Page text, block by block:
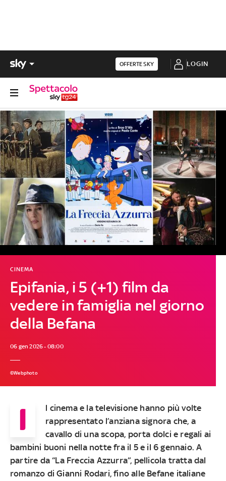
OFFERTE SKY LOGIN
Epifania, i 5 (+1) film da
vedere in famiglia nel giorno
della Befana
CINEMA
06 gen 2026 - 08:00
©Webphoto
I
l cinema e la televisione hanno più volte
rappresentato l’anziana signora che, a
cavallo di una scopa, porta dolci e regali ai
bambini buoni nella notte fra il 5 e il 6 gennaio. A
partire da “La Freccia Azzurra”, pellicola tratta dal
romanzo di Gianni Rodari, fino alle Befane italiane